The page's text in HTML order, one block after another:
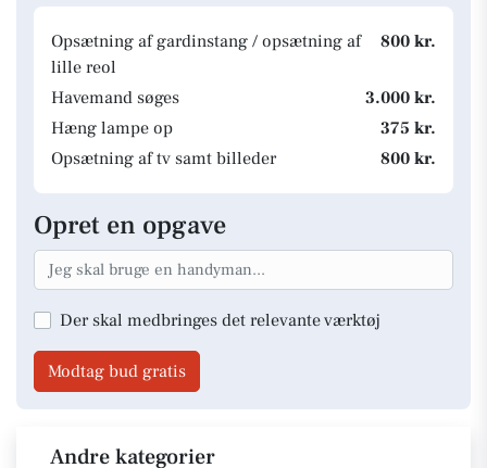
Opsætning af gardinstang / opsætning af
lille reol
800 kr.
Havemand søges
3.000 kr.
Hæng lampe op
375 kr.
Opsætning af tv samt billeder
800 kr.
Opret en opgave
Der skal medbringes det relevante værktøj
Modtag bud gratis
Andre kategorier